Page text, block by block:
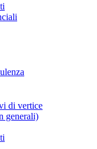
di vertice
generali)